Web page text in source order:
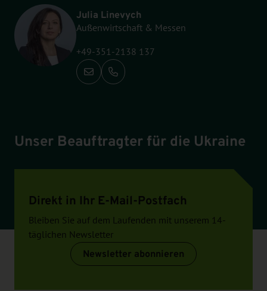
Julia Linevych
Außenwirtschaft & Messen
+49-351-2138 137
Anrufen: +49-351-2138 137
Unser Beauftragter für die Ukraine
Direkt in Ihr E-Mail-Postfach
Bleiben Sie auf dem Laufenden mit unserem 14-
täglichen Newsletter
Newsletter abonnieren